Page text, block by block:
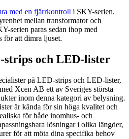
med en fjärrkontroll i SKY-serien.
mellan transformator och
serien paras sedan ihop med
för att dimra ljuset.
och LED-lister
på LED-strips och LED-lister,
Xcen AB ett av Sveriges största
inom denna kategori av belysning.
är kända för sin höga kvalitet och
för både inomhus- och
lösningar i olika längder,
för att möta dina specifika behov